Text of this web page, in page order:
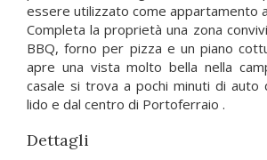
essere utilizzato come appartamento
Completa la proprietà una zona
BBQ, forno per pizza e un piano
apre una vista molto bella nella
casale si trova a pochi minuti di auto
lido e dal centro di Portoferraio .
Dettagli